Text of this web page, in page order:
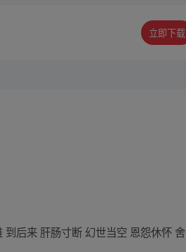
立即下载
后来 肝肠寸断 幻世当空 恩怨休怀 舍